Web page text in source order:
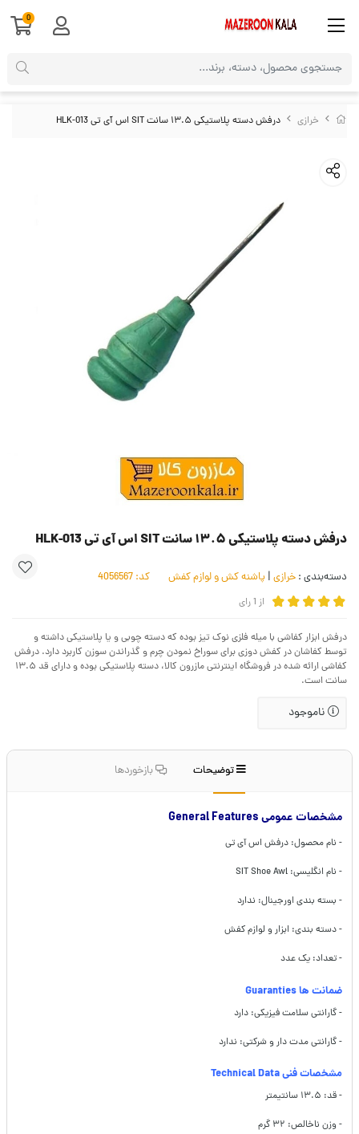
خرازی درفش دسته پلاستیکی ۱۳.۵ سانت SIT اس آی تی HLK-013
درفش دسته پلاستیکی ۱۳.۵ سانت SIT اس آی تی HLK-013
دسته‌بندی : خرازی | پاشنه کش و لوازم کفش کد:
از 1رای
درفش ابزار کفاشی با میله فلزی نوک‌ تیز بوده که دسته چوبی و یا پلاستیکی داشته و
توسط کفاشان در کفش‌ دوزی برای سوراخ نمودن چرم و گذراندن سوزن کاربرد دارد. درفش
کفاشی ارائه شده در فروشگاه اینترنتی مازرون کالا، دسته پلاستیکی بوده و دارای قد ۱۳.۵
سانت است.
ناموجود
توضیحات بازخوردها
مشخصات عمومی General Features
- نام محصول: درفش اس آی تی
- نام انگلیسی: SIT Shoe Awl
- بسته بندی اورجینال: ندارد
- دسته بندی: ابزار و لوازم کفش
- تعداد: یک عدد
ضمانت ها Guaranties
- گارانتی سلامت فیزیکی: دارد
- گارانتی مدت دار و شرکتی: ندارد
مشخصات فنی Technical Data
- قد: ۱۳.۵ سانتیمتر
- وزن ناخالص: ۳۲ گرم
0